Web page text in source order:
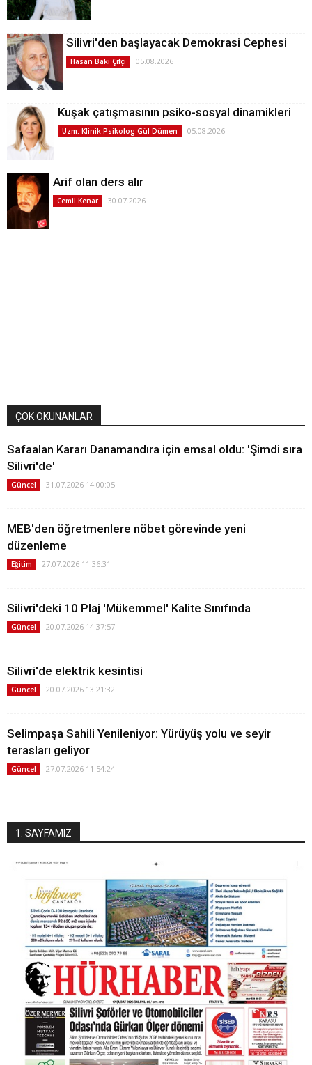
Silivri'den başlayacak Demokrasi Cephesi
Hasan Baki Çifçi 05.08.2026
Kuşak çatışmasının psiko-sosyal dinamikleri
Uzm. Klinik Psikolog Gül Dümen 05.08.2026
Arif olan ders alır
Cemil Kenar 30.07.2026
ÇOK OKUNANLAR
Safaalan Kararı Danamandıra için emsal oldu: 'Şimdi sıra
Silivri'de'
Güncel 31.07.2026 14:00:05
MEB'den öğretmenlere nöbet görevinde yeni
düzenleme
Eğitim 27.07.2026 11:36:31
Silivri'deki 10 Plaj 'Mükemmel' Kalite Sınıfında
Güncel 20.07.2026 14:37:57
Silivri'de elektrik kesintisi
Güncel 20.07.2026 13:21:32
Selimpaşa Sahili Yenileniyor: Yürüyüş yolu ve seyir
terasları geliyor
Güncel 27.07.2026 11:54:24
1. SAYFAMIZ